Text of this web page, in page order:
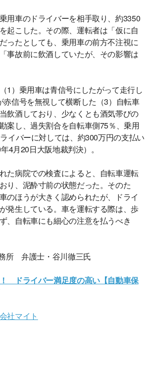
用車のドライバーを相手取り、約3350
起こした。その際、運転者は「仮に自
ったとしても、乗用車の前方不注視に
事故前に飲酒していたが、その影響は
1）乗用車は青信号にしたがって走行し
赤信号を無視して横断した（3）自転車
飲酒しており、少なくとも酒気帯びの
案し、過失割合を自転車側75％、乗用
イバーに対しては、約300万円の支払い
4月20日大阪地裁判決）。
た病院での検査によると、自転車運転
り、泥酔寸前の状態だった。そのた
のほうが大きく認められたが、ドライ
発生している。車を運転する際は、歩
、自転車にも細心の注意を払うべき
所 弁護士・谷川徹三氏
ドライバー満足度の高い【自動車保
社マイト